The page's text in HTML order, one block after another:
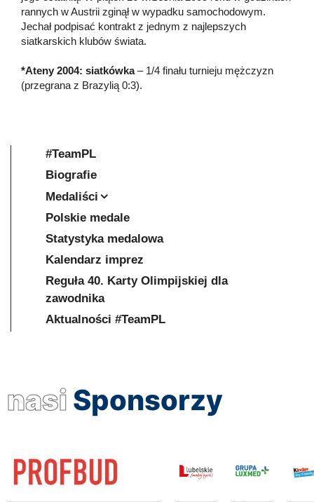
rannych w Austrii zginął w wypadku samochodowym.
Jechał podpisać kontrakt z jednym z najlepszych
siatkarskich klubów świata.
*Ateny 2004: siatkówka– 1/4 finału turnieju mężczyzn
(przegrana z Brazylią 0:3).
#TeamPL
Biografie
Medaliści
Polskie medale
Statystyka medalowa
Kalendarz imprez
Reguła 40. Karty Olimpijskiej dla
zawodnika
Aktualności #TeamPL
nasi Sponsorzy